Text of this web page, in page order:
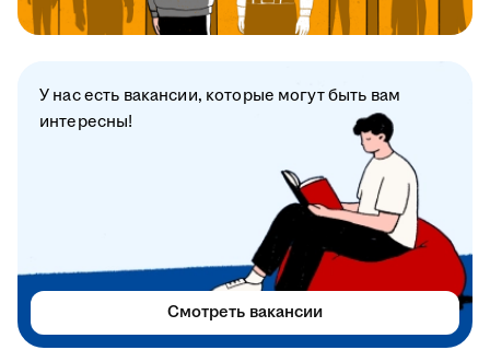
У нас есть вакансии, которые могут быть вам
интересны!
Смотреть вакансии